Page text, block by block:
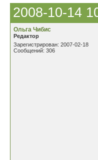
2008-10-14
Ольга Чибис
Редактор
Зарегистрирован: 2007-02-18
Сообщений: 306